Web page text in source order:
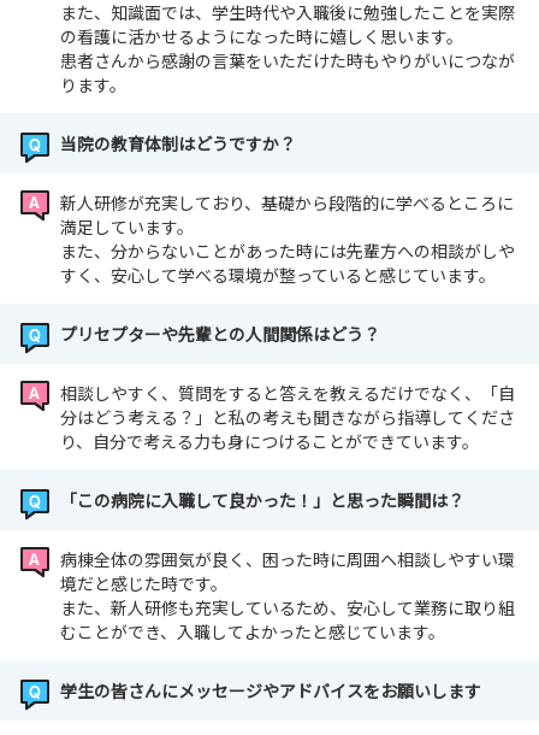
また、知識面では、学生時代や入職後に勉強したことを実際
の看護に活かせるようになった時に嬉しく思います。
患者さんから感謝の言葉をいただけた時もやりがいにつなが
ります。
当院の教育体制はどうですか？
新人研修が充実しており、基礎から段階的に学べるところに
満足しています。
また、分からないことがあった時には先輩方への相談がしや
すく、安心して学べる環境が整っていると感じています。
プリセプターや先輩との人間関係はどう？
相談しやすく、質問をすると答えを教えるだけでなく、「自
分はどう考える？」と私の考えも聞きながら指導してくださ
り、自分で考える力も身につけることができています。
「この病院に入職して良かった！」と思った瞬間は？
病棟全体の雰囲気が良く、困った時に周囲ヘ相談しやすい環
境だと感じた時です。
また、新人研修も充実しているため、安心して業務に取り組
むことができ、入職してよかったと感じています。
学生の皆さんにメッセージやアドバイスをお願いします